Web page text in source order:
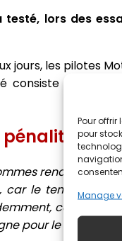
Pour offrir
pour
Manage
testé, lors des
jours, les pilotes
consiste à
en
rendus
car le temps
ce n’est
pour le délimiter